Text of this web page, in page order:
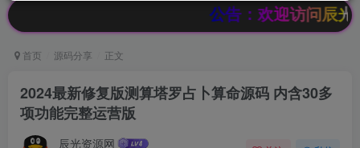
公告：欢迎访问辰光资源网，本
首页 源码分享 正文
2024最新修复版测算塔罗占卜算命源码 内含30多
项功能完整运营版
辰光资源网